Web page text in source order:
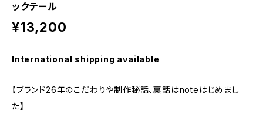
ックテール
¥13,200
International shipping available
【ブランド26年のこだわりや制作秘話、裏話はnoteはじめまし
た】